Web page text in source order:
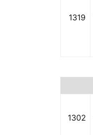
1319
1302